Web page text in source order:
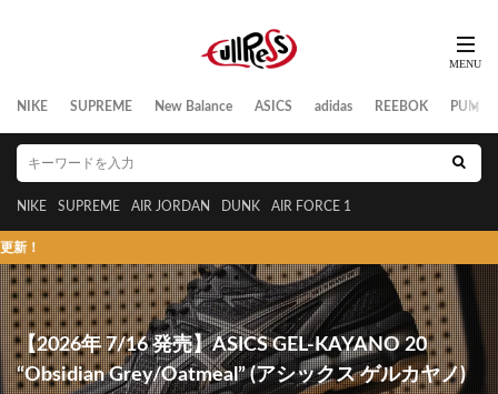
NIKE SUPREME New Balance ASICS adidas REEBOK PUMA
NIKE SUPREME AIR JORDAN DUNK AIR FORCE 1
【2026年 7/16 発売】ASICS GEL-KAYANO 20
“Obsidian Grey/Oatmeal” (アシックス ゲルカヤノ)